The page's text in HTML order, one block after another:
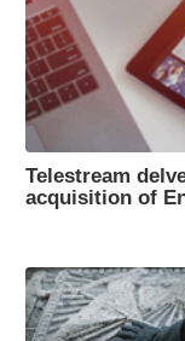
Telestream
acquisition of